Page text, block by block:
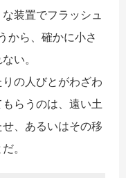
装置でフラッシュ
から、確かに小さ
い。
の人びとがわざわ
らうのは、遠い土
、あるいはその移
。